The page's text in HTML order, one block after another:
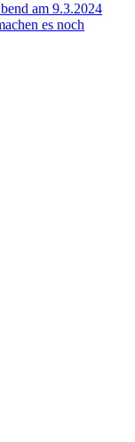
am 9.3.2024
es noch